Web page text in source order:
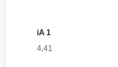
iA 1
4,41